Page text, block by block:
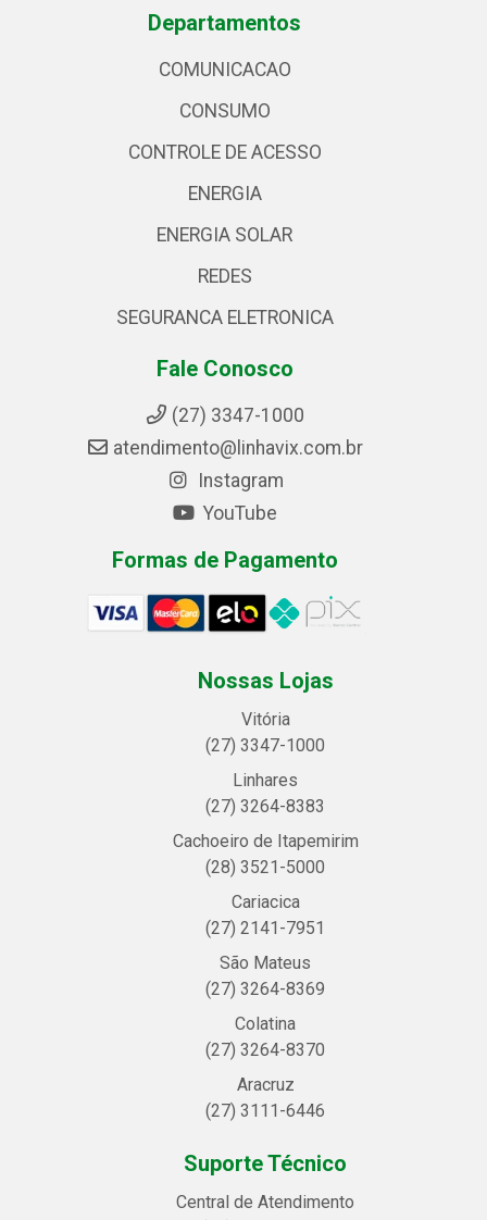
Departamentos
COMUNICACAO
CONSUMO
CONTROLE DE ACESSO
ENERGIA
ENERGIA SOLAR
REDES
SEGURANCA ELETRONICA
Fale Conosco
(27) 3347-1000
atendimento@linhavix.com.br
Instagram
YouTube
Formas de Pagamento
Nossas Lojas
Vitória
(27) 3347-1000
Linhares
(27) 3264-8383
Cachoeiro de Itapemirim
(28) 3521-5000
Cariacica
(27) 2141-7951
São Mateus
(27) 3264-8369
Colatina
(27) 3264-8370
Aracruz
(27) 3111-6446
Suporte Técnico
Central de Atendimento